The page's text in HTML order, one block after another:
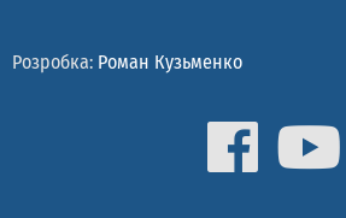
Розробка: Роман Кузьменко